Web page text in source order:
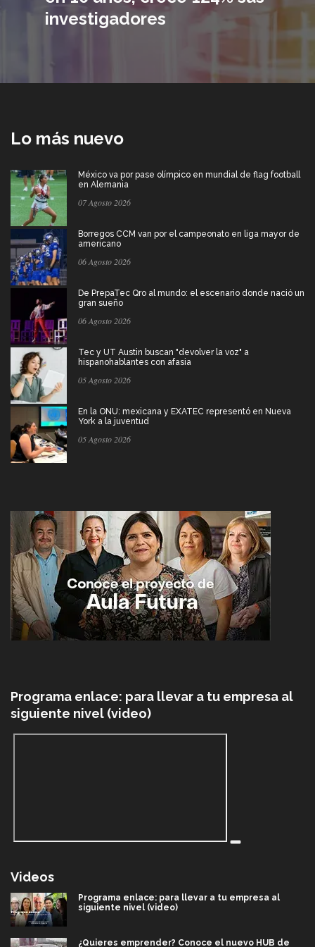
investigadores
Lo más nuevo
México va por pase olímpico en mundial de flag football
en Alemania
07 Agosto 2026
Borregos CCM van por el campeonato en liga mayor de
americano
06 Agosto 2026
De PrepaTec Qro al mundo: el escenario donde nació un
gran sueño
06 Agosto 2026
Tec y UT Austin buscan "devolver la voz" a
hispanohablantes con afasia
05 Agosto 2026
En la ONU: mexicana y EXATEC representó en Nueva
York a la juventud
05 Agosto 2026
Programa enlace: para llevar a tu empresa al
siguiente nivel (video)